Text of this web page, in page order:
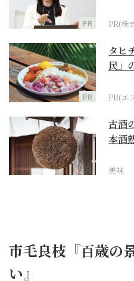
PR PR(株
PR
タヒ
民」
PR(エ
古酒
本酒
美味
市毛良枝『百歳の
い』